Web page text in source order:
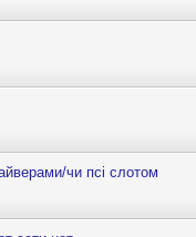
чи псі слотом